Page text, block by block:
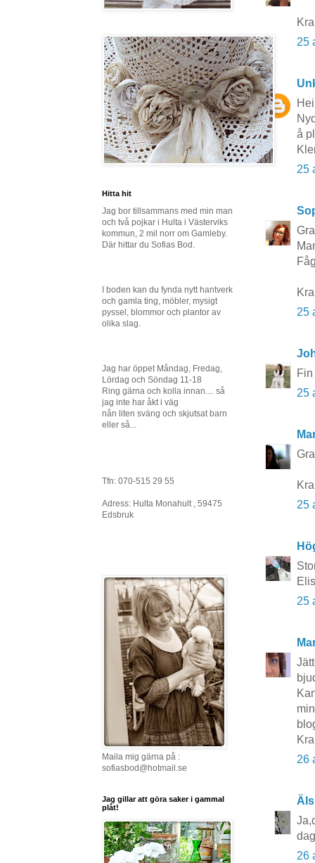
25
å
25
25
25
25
25
26
26
Hitta hit
Jag bor tillsammans med min man
och två pojkar i Hulta i Västerviks
kommun, 2 mil norr om Gamleby.
Där hittar du Sofias Bod.
I boden kan du fynda nytt hantverk
och gamla ting, möbler, mysigt
pyssel, blommor och plantor av
olika slag.
Jag har öppet Måndag, Fredag,
Lördag och Söndag 11-18
Ring gärna och kolla innan.... så
jag inte har åkt i väg
nån liten sväng och skjutsat barn
eller så...
Tfn: 070-515 29 55
Adress: Hulta Monahult , 59475
Edsbruk
Maila mig gärna på :
sofiasbod@hotmail.se
Jag gillar att göra saker i gammal
plåt!